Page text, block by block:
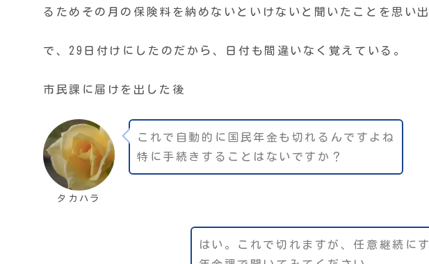
るためその月の保険料を納めないといけないと聞いたことを思い出
で、29日付けにしたのだから、日付も間違いなく覚えている。
市民課に届けを出した後
タカハラ
これで自動的に国民年金も切れるんですよね
特に手続きすることはないですか？
はい。これで切れますが、任意継続に